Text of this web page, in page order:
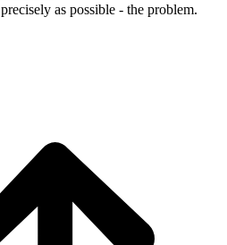
as possible - the problem.